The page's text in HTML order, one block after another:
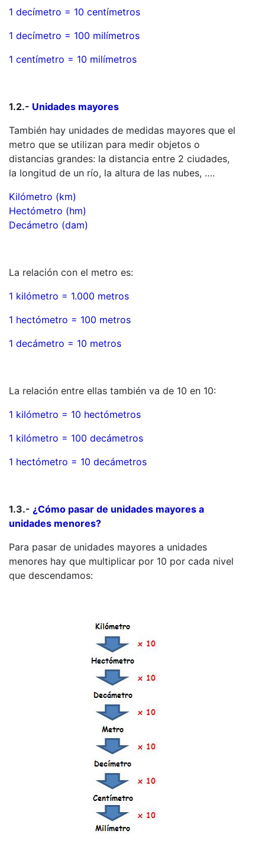
1 decímetro = 10 centímetros
1 decímetro = 100 milímetros
1 centímetro = 10 milímetros
1.2.- Unidades mayores
También hay unidades de medidas mayores que el
metro que se utilizan para medir objetos o
distancias grandes: la distancia entre 2 ciudades,
la longitud de un río, la altura de las nubes, ….
Kilómetro (km)
Hectómetro (hm)
Decámetro (dam)
La relación con el metro es:
1 kilómetro = 1.000 metros
1 hectómetro = 100 metros
1 decámetro = 10 metros
La relación entre ellas también va de 10 en 10:
1 kilómetro = 10 hectómetros
1 kilómetro = 100 decámetros
1 hectómetro = 10 decámetros
1.3.- ¿Cómo pasar de unidades mayores a
unidades menores?
Para pasar de unidades mayores a unidades
menores hay que multiplicar por 10 por cada nivel
que descendamos: